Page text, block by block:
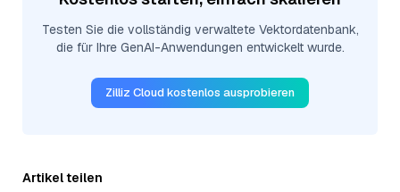
Testen Sie die vollständig verwaltete Vektordatenbank,
die für Ihre GenAI-Anwendungen entwickelt wurde.
Zilliz Cloud kostenlos ausprobieren
Artikel teilen